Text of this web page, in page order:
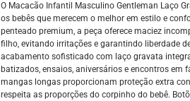
O Macacão Infantil Masculino Gentleman Laço
os bebês que merecem o melhor em estilo e
penteado premium, a peça oferece maciez
filho, evitando irritações e garantindo liberdade
acabamento sofisticado com laço gravata
batizados, ensaios, aniversários e encontros
mangas longas proporcionam proteção extra
respeita as proporções do corpinho do bebê.